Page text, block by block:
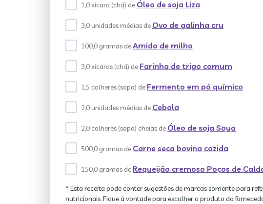
1,0 xícara (chá) de Óleo de soja Liza
3,0 unidades médias de Ovo de galinha cru
100,0 gramas deAmido de milho
3,0 xícaras (chá) de Farinha de trigo comum
1,5 colheres (sopa) de Fermento em pó químico
2,0 unidades médias de Cebola
2,0 colheres (sopa) cheias de Óleo de soja Soya
500,0 gramas de Carne seca bovina cozida
150,0 gramas de Requeijão cremoso Poços de
* Esta receita pode conter sugestões de marcas somente para
nutricionais. Fique à vontade para escolher o produto do